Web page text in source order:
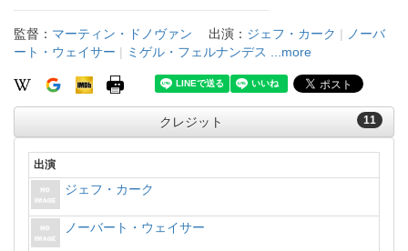
監督： マーティン・ドノヴァン 出演： ジェフ・カーク |
ノーバ
ート・ウェイサー | ミゲル・フェルナンデス ...more
11
クレジット
出演
ジェフ・カーク
ノーバート・ウェイサー